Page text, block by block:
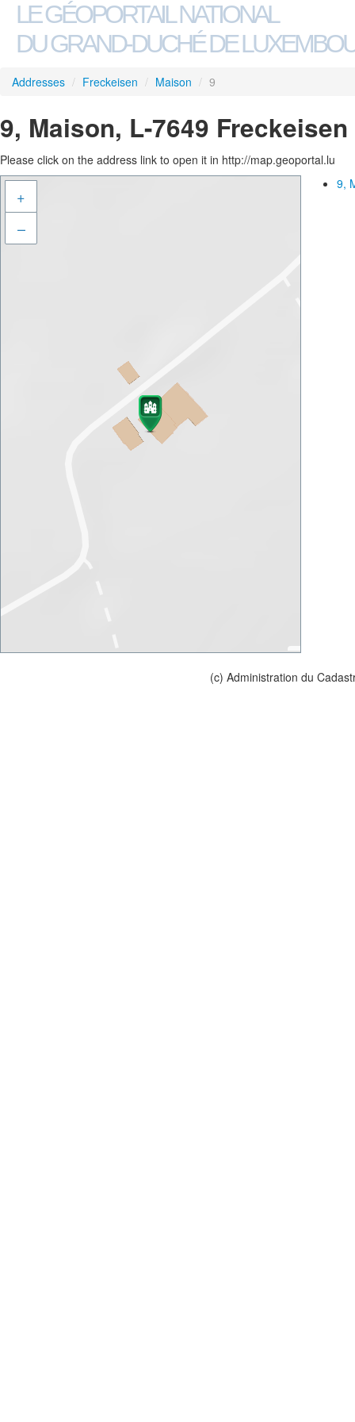
LE GÉOPORTAIL NATIONAL
DU GRAND-DUCHÉ DE
Addresses / Freckeisen / Maison / 9
9, Maison, L-7649 Freckeisen
Please click on the address link to open it in http://map.geoportal.lu
+
–
9,
(c) Administration du